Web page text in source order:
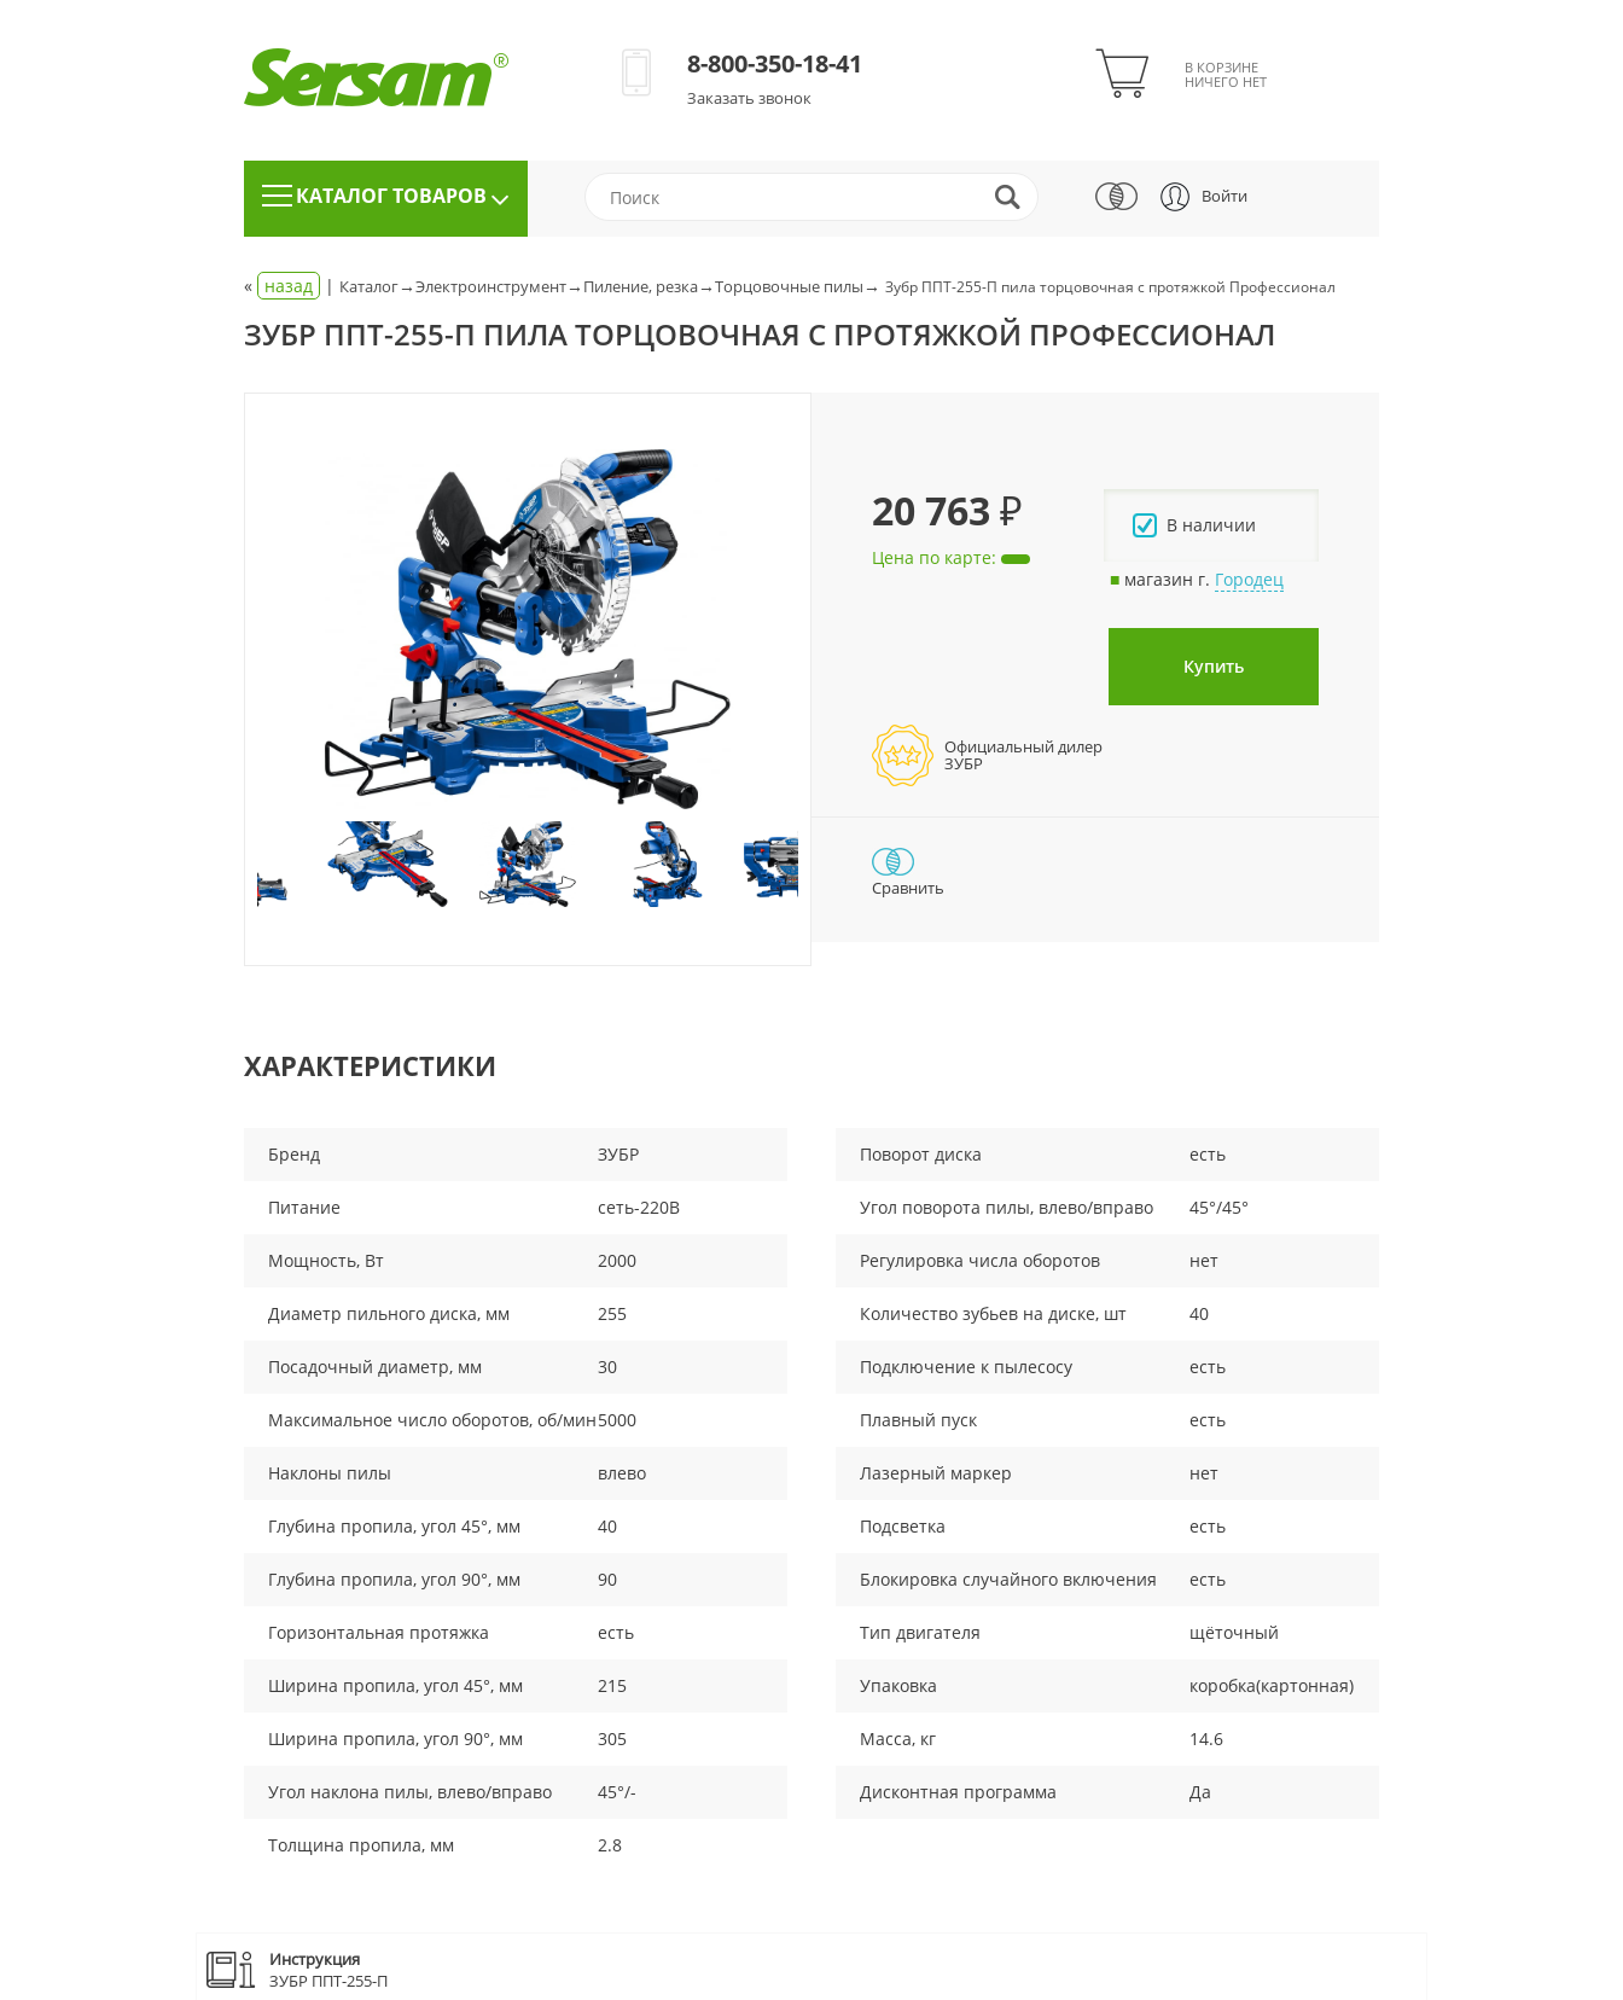
8-800-350-18-41
Заказать звонок
В КОРЗИНЕ
НИЧЕГО НЕТ
КАТАЛОГ ТОВАРОВ Войти
« назад | Каталог→Электроинструмент→ Пиление, резка→Торцовочные пилы→ Зубр ППТ-255-П пила торцовочная с протяжкой Профессионал
ЗУБР ППТ-255-П ПИЛА ТОРЦОВОЧНАЯ С ПРОТЯЖКОЙ ПРОФЕССИОНАЛ
20 763 ₽
Цена по карте:
В наличии
■ магазин г. Городец
Купить
Официальный дилер
ЗУБР
Сравнить
ХАРАКТЕРИСТИКИ
Бренд ЗУБР
Питание сеть-220В
Мощность, Вт 2000
Диаметр пильного диска, мм 255
Посадочный диаметр, мм 30
Максимальное число оборотов, об/мин5000
Наклоны пилы влево
Глубина пропила, угол 45°, мм 40
Глубина пропила, угол 90°, мм 90
Горизонтальная протяжка есть
Ширина пропила, угол 45°, мм 215
Ширина пропила, угол 90°, мм 305
Угол наклона пилы, влево/вправо 45°/-
Толщина пропила, мм 2.8
Поворот диска есть
Угол поворота пилы, влево/вправо 45°/45°
Регулировка числа оборотов нет
Количество зубьев на диске, шт 40
Подключение к пылесосу есть
Плавный пуск есть
Лазерный маркер нет
Подсветка есть
Блокировка случайного включения есть
Тип двигателя щёточный
Упаковка коробка(картонная)
Масса, кг 14.6
Дисконтная программа Да
Инструкция
ЗУБР ППТ-255-П